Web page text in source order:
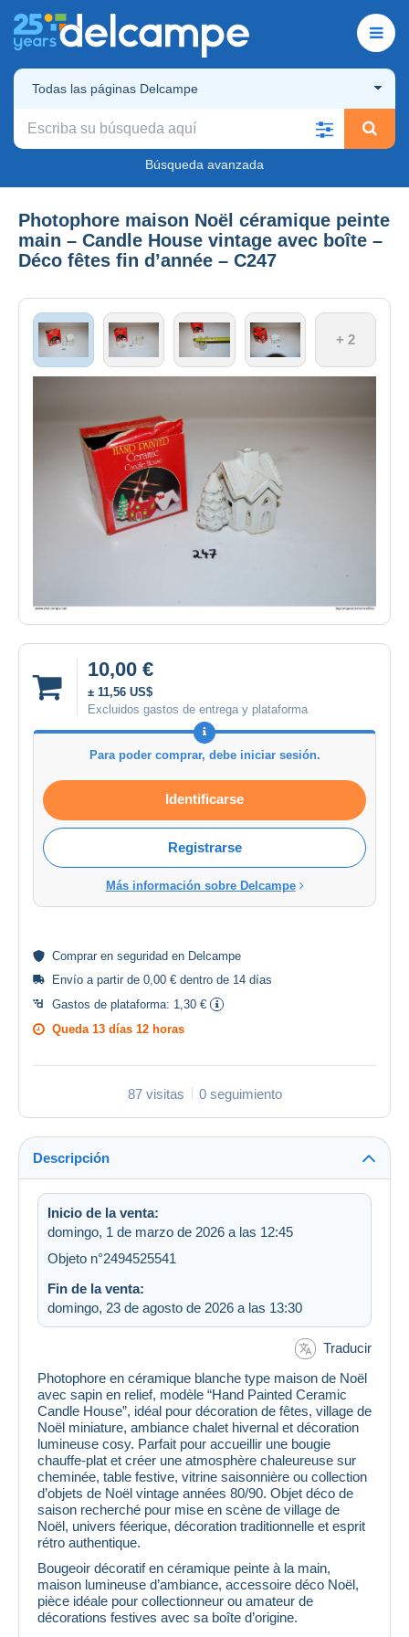
Todas las páginas Delcampe
Búsqueda avanzada
Photophore maison Noël céramique peinte
main – Candle House vintage avec boîte –
Déco fêtes fin d’année – C247
+ 2
10,00 €
± 11,56 US$
Excluidos gastos de entrega y plataforma
Para poder comprar, debe iniciar sesión.
Identificarse
Registrarse
Más información sobre Delcampe
Comprar en seguridad en Delcampe
Envío a partir de 0,00 € dentro de 14 días
Gastos de plataforma: 1,30 €
Queda 13 días 12 horas
87 visitas 0 seguimiento
Descripción
Inicio de la venta:
domingo, 1 de marzo de 2026 a las 12:45
Objeto n°2494525541
Fin de la venta:
domingo, 23 de agosto de 2026 a las 13:30
Traducir
Photophore en céramique blanche type maison de Noël
avec sapin en relief, modèle “Hand Painted Ceramic
Candle House”, idéal pour décoration de fêtes, village de
Noël miniature, ambiance chalet hivernal et décoration
lumineuse cosy. Parfait pour accueillir une bougie
chauffe-plat et créer une atmosphère chaleureuse sur
cheminée, table festive, vitrine saisonnière ou collection
d’objets de Noël vintage années 80/90. Objet déco de
saison recherché pour mise en scène de village de
Noël, univers féerique, décoration traditionnelle et esprit
rétro authentique.
Bougeoir décoratif en céramique peinte à la main,
maison lumineuse d’ambiance, accessoire déco Noël,
pièce idéale pour collectionneur ou amateur de
décorations festives avec sa boîte d’origine.